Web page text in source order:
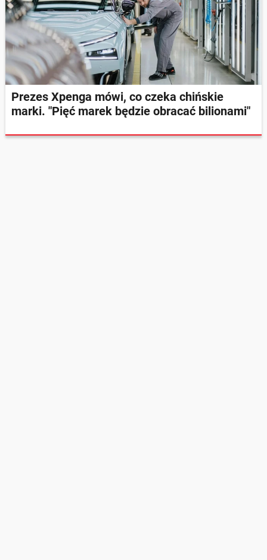
Prezes Xpenga mówi, co czeka chińskie
marki. "Pięć marek będzie obracać bilionami"